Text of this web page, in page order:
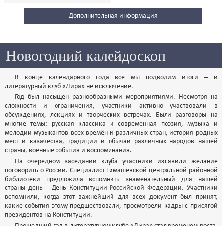
Дополнительная информация
Новогодний калейдоскоп
В конце календарного года все мы подводим итоги – и
литературный клуб «Лира» не исключение.
Год был насыщен разнообразными мероприятиями. Несмотря на
сложности и ограничения, участники активно участвовали в
обсуждениях, лекциях и творческих встречах. Были разговоры на
многие темы: русская классика и современная поэзия, музыка и
мелодии музыкантов всех времён и различных стран, история родных
мест и казачества, традиции и обычаи различных народов нашей
страны, военные события и воспоминания.
На очередном заседании клуба участники изъявили желание
поговорить о России. Специалист Тимашевской центральной районной
библиотеки предложила вспомнить знаменательный для нашей
страны день – День Конституции Российской Федерации. Участники
вспомнили, когда этот важнейший для всех документ был принят,
какие события этому предшествовали, просмотрели кадры с присягой
президентов на Конституции.